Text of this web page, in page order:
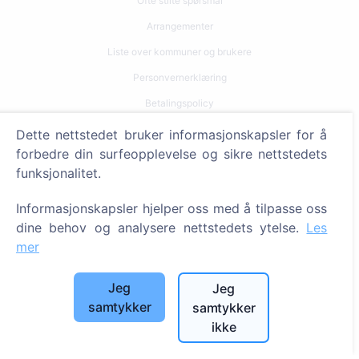
Arrangementer
Liste over kommuner og brukere
Personvernerklæring
Betalingspolicy
Innstillinger for informasjonskapsler
Søk
Søk etter gravplasser
SIA "CEMETY", LV40103618951
Dette nettstedet bruker informasjonskapsler for å
forbedre din surfeopplevelse og sikre nettstedets
funksjonalitet.
Informasjonskapsler hjelper oss med å tilpasse oss
dine behov og analysere nettstedets ytelse. Les
mer
Jeg
samtykker
Jeg
samtykker
ikke